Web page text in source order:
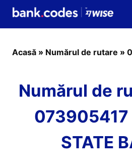
Acasă » Numărul de rutare »
Numărul de
073905417
STATE